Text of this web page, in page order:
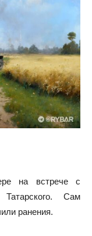
на встрече с
Сам
ранения.